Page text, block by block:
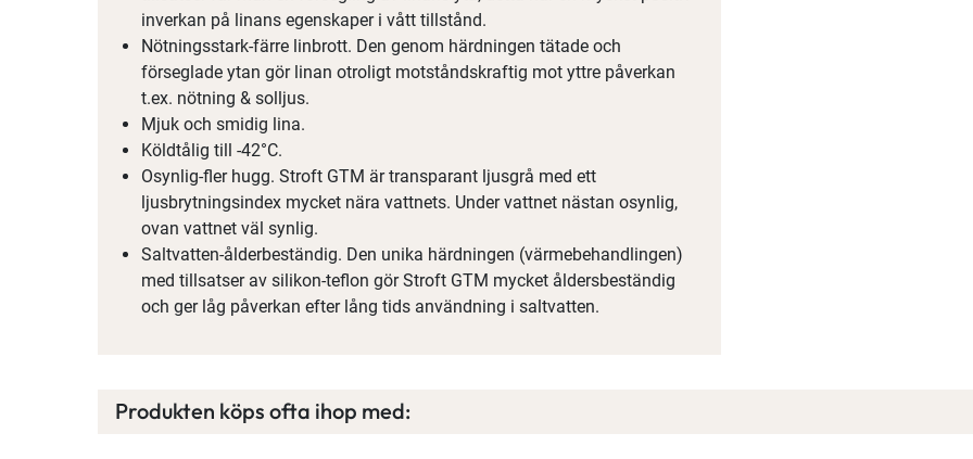
inverkan på linans egenskaper i vått tillstånd.
Nötningsstark-färre linbrott. Den genom härdningen tätade och
förseglade ytan gör linan otroligt motståndskraftig mot yttre påverkan
t.ex. nötning & solljus.
Mjuk och smidig lina.
Köldtålig till -42°C.
Osynlig-fler hugg. Stroft GTM är transparant ljusgrå med ett
ljusbrytningsindex mycket nära vattnets. Under vattnet nästan osynlig,
ovan vattnet väl synlig.
Saltvatten-ålderbeständig. Den unika härdningen (värmebehandlingen)
med tillsatser av silikon-teflon gör Stroft GTM mycket åldersbeständig
och ger låg påverkan efter lång tids användning i saltvatten.
Produkten köps ofta ihop med: